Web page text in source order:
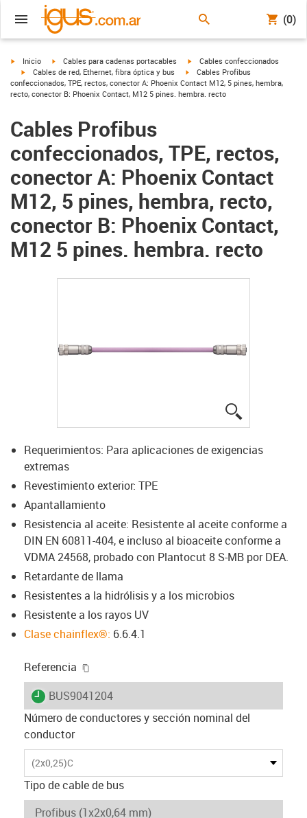
(0)
igus-icon-arrow-right
Inicio igus-icon-arrow-right
Cables para cadenas portacables igus-icon-arrow-right
Cables confeccionados
igus-icon-arrow-right
Cables de red, Ethernet, fibra óptica y bus igus-icon-arrow-right
Cables Profibus
confeccionados, TPE, rectos, conector A: Phoenix Contact M12, 5 pines, hembra,
recto, conector B: Phoenix Contact, M12 5 pines. hembra. recto
Cables Profibus
confeccionados, TPE, rectos,
conector A: Phoenix Contact
M12, 5 pines, hembra, recto,
conector B: Phoenix Contact,
M12 5 pines. hembra. recto
Requerimientos: Para aplicaciones de exigencias
extremas
Revestimiento exterior: TPE
Apantallamiento
Resistencia al aceite: Resistente al aceite conforme a
DIN EN 60811-404, e incluso al bioaceite conforme a
VDMA 24568, probado con Plantocut 8 S-MB por DEA.
Retardante de llama
Resistentes a la hidrólisis y a los microbios
Resistente a los rayos UV
Clase chainflex®: 6.6.4.1
Referencia
igus-icon-lieferzeit
BUS9041204
Número de conductores y sección nominal del
conductor
(2x0,25)C
Tipo de cable de bus